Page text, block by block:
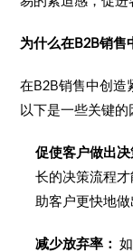
为什么在B2B销售
在B2B销售中创造
以下是一些关键的
促使客户做出决
长的决策流程
助客户更快地做
减少放弃率：